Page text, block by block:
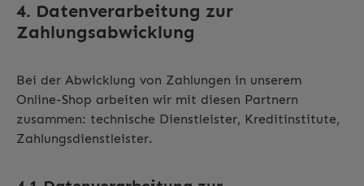
4. Datenverarbeitung zur
Zahlungsabwicklung
Bei der Abwicklung von Zahlungen in unserem
Online-Shop arbeiten wir mit diesen Partnern
zusammen: technische Dienstleister, Kreditinstitute,
Zahlungsdienstleister.